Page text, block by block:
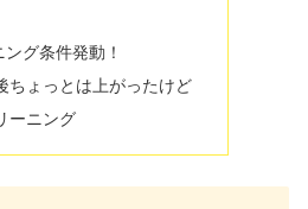
グ条件発動！
ちょっとは上がったけど
ーニング